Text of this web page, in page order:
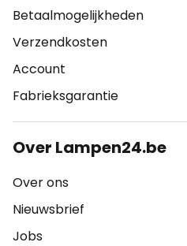
Betaalmogelijkheden
Verzendkosten
Account
Fabrieksgarantie
Over Lampen24.be
Over ons
Nieuwsbrief
Jobs